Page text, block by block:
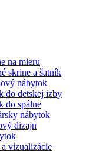
na mieru
skrine a šatník
nábytok
do detskej izby
do spálne
nábytok
dizajn
vizualizácie